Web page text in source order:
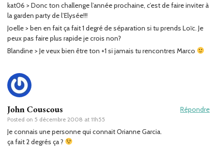
kat06 > Donc ton challenge l’année prochaine, c’est de faire inviter à
la garden party de l’Elysée!!!
Joelle > ben en fait ça fait 1 degré de séparation si tu prends Loïc. Je
peux pas faire plus rapide je crois non?
Blandine > Je veux bien être ton +1 si jamais tu rencontres Marco
John Couscous
Posted on 5 décembre 2008 at 11h55
Répondre
Je connais une personne qui connait Orianne Garcia.
ça fait 2 degrés ça ?